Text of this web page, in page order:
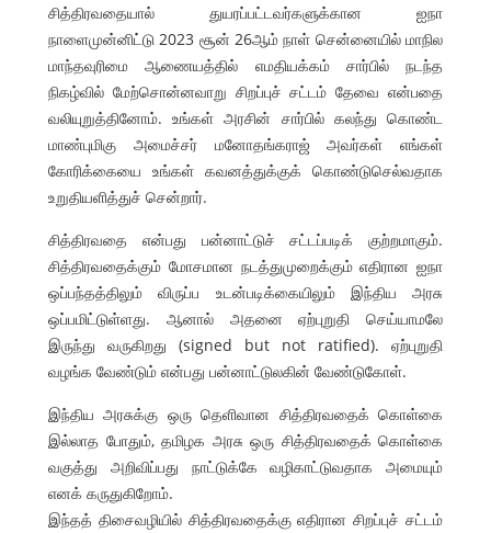
சித்திரவதையால் துயரப்பட்டவர்களுக்கான ஐநா
நாளைமுன்னிட்டு 2023 சூன் 26ஆம் நாள் சென்னையில் மாநில
மாந்தவுரிமை ஆணையத்தில் எமதியக்கம் சார்பில் நடந்த
நிகழ்வில் மேற்சொன்னவாறு சிறப்புச் சட்டம் தேவை என்பதை
வலியுறுத்தினோம். உங்கள் அரசின் சார்பில் கலந்து கொண்ட
மாண்புமிகு அமைச்சர் மனோதங்கராஜ் அவர்கள் எங்கள்
கோரிக்கையை உங்கள் கவனத்துக்குக் கொண்டுசெல்வதாக
உறுதியளித்துச் சென்றார்.
சித்திரவதை என்பது பன்னாட்டுச் சட்டப்படிக் குற்றமாகும்.
சித்திரவதைக்கும் மோசமான நடத்துமுறைக்கும் எதிரான ஐநா
ஒப்பந்தத்திலும் விருப்ப உடன்படிக்கையிலும் இந்திய அரசு
ஒப்பமிட்டுள்ளது. ஆனால் அதனை ஏற்புறுதி செய்யாமலே
இருந்து வருகிறது (signed but not ratified). ஏற்புறுதி
வழங்க வேண்டும் என்பது பன்னாட்டுலகின் வேண்டுகோள்.
இந்திய அரசுக்கு ஒரு தெளிவான சித்திரவதைக் கொள்கை
இல்லாத போதும், தமிழக அரசு ஒரு சித்திரவதைக் கொள்கை
வகுத்து அறிவிப்பது நாட்டுக்கே வழிகாட்டுவதாக அமையும்
எனக் கருதுகிறோம்.
இந்தத் திசைவழியில் சித்திரவதைக்கு எதிரான சிறப்புச் சட்டம்